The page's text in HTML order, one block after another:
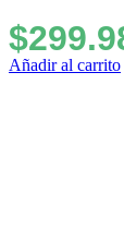
$
Añadir al carrito